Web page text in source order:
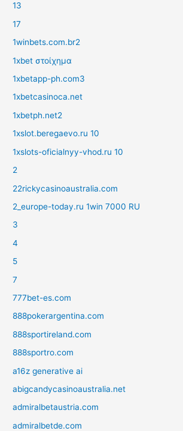
13
17
1winbets.com.br2
1xbet στοίχημα
1xbetapp-ph.com3
1xbetcasinoca.net
1xbetph.net2
1xslot.beregaevo.ru 10
1xslots-oficialnyy-vhod.ru 10
2
22rickycasinoaustralia.com
2_europe-today.ru 1win 7000 RU
3
4
5
7
777bet-es.com
888pokerargentina.com
888sportireland.com
888sportro.com
a16z generative ai
abigcandycasinoaustralia.net
admiralbetaustria.com
admiralbetde.com